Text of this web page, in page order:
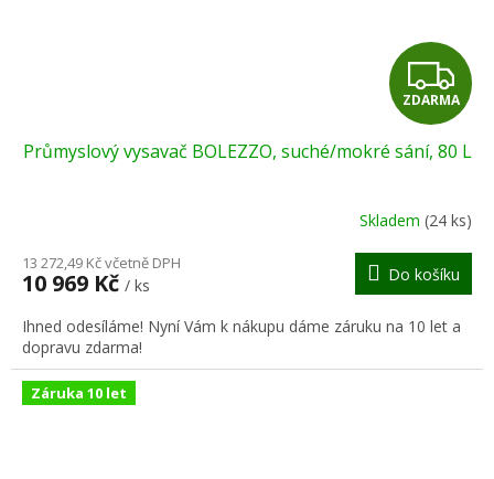
Z
D
A
R
M
A
ZDARMA
Průmyslový vysavač BOLEZZO, suché/mokré sání, 80 L
Skladem (24 ks)
13 272,49 Kč včetně DPH
10 969 Kč / ks
Do košíku
Ihned odesíláme! Nyní Vám k nákupu dáme záruku na 10 let a
dopravu zdarma!
Záruka 10 let